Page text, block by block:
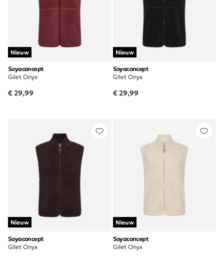
Nieuw
Soyaconcept
Gilet Onyx
€ 29,99
Nieuw
Soyaconcept
Gilet Onyx
€ 29,99
Nieuw
Soyaconcept
Gilet Onyx
Nieuw
Soyaconcept
Gilet Onyx